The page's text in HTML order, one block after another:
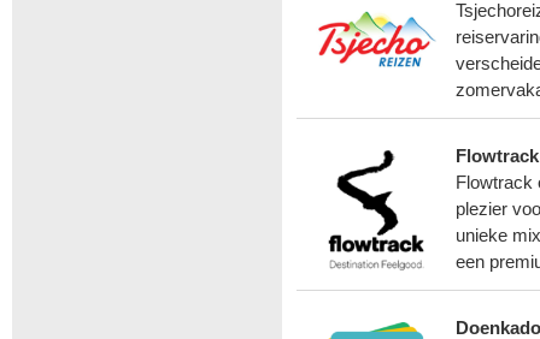
Flowtrack
plezier
unieke
een
Doenkado